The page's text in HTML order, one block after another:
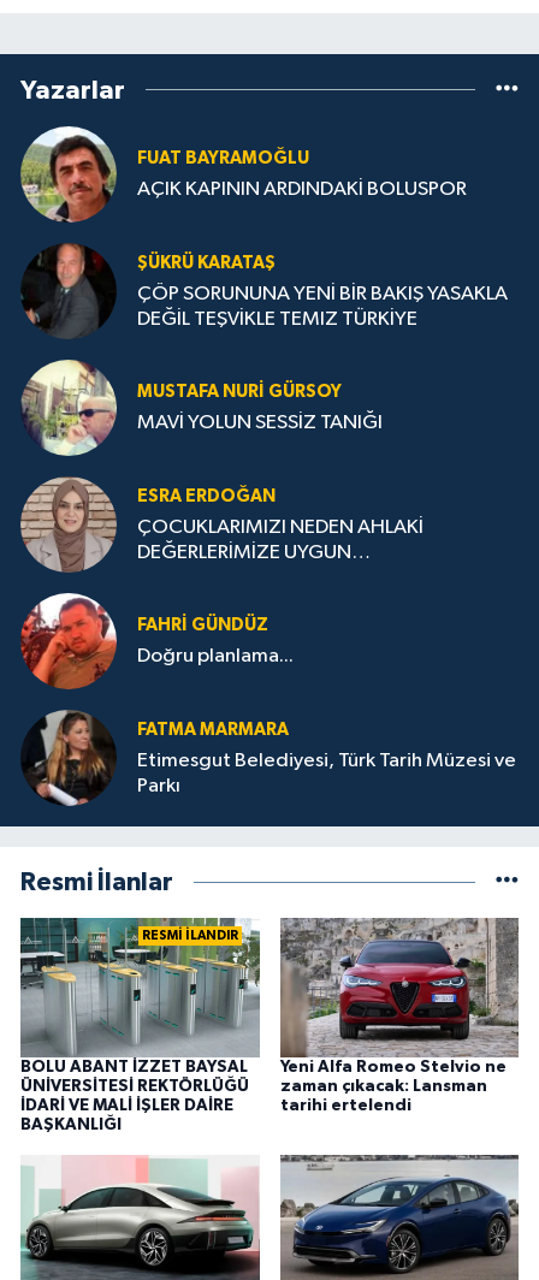
Yazarlar
FUAT BAYRAMOĞLU
AÇIK KAPININ ARDINDAKİ BOLUSPOR
ŞÜKRÜ KARATAŞ
ÇÖP SORUNUNA YENİ BİR BAKIŞ YASAKLA
DEĞİL TEŞVİKLE TEMIZ TÜRKİYE
MUSTAFA NURI GÜRSOY
MAVİ YOLUN SESSİZ TANIĞI
ESRA ERDOĞAN
ÇOCUKLARIMIZI NEDEN AHLAKİ
DEĞERLERİMİZE UYGUN
FAHRI GÜNDÜZ
Doğru planlama...
FATMA MARMARA
Etimesgut Belediyesi, Türk Tarih Müzesi ve
Parkı
Resmi İlanlar
RESMİ İLANDIR
BOLU ABANT İZZET BAYSAL
ÜNİVERSİTESİ REKTÖRLÜĞÜ
İDARİ VE MALİ İŞLER DAİRE
BAŞKANLIĞI
Yeni Alfa Romeo Stelvio ne
zaman çıkacak: Lansman
tarihi ertelendi